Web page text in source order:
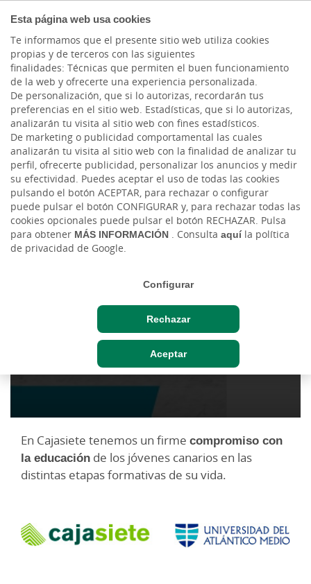
Esta página web usa cookies
Te informamos que el presente sitio web utiliza cookies
propias y de terceros con las siguientes
finalidades: Técnicas que permiten el buen funcionamiento
de la web y ofrecerte una experiencia personalizada.
De personalización, que si lo autorizas, recordarán tus
preferencias en el sitio web. Estadísticas, que si lo autorizas,
analizarán tu visita al sitio web con fines estadísticos.
De marketing o publicidad comportamental las cuales
analizarán tu visita al sitio web con la finalidad de analizar tu
perfil, ofrecerte publicidad, personalizar los anuncios y medir
su efectividad. Puedes aceptar el uso de todas las cookies
pulsando el botón ACEPTAR, para rechazar o configurar
puede pulsar el botón CONFIGURAR y, para rechazar todas las
cookies opcionales puede pulsar el botón RECHAZAR. Pulsa
para obtener MÁS INFORMACIÓN . Consulta aquíla política
de privacidad de Google.
Configurar
Rechazar
Aceptar
Cargando contenido, por favor espere...
UNIVERSIDAD ATLÁNTICO MEDIO
Sorteo plaza máster
En Cajasiete tenemos un firme compromiso con
la educación de los jóvenes canarios en las
distintas etapas formativas de su vida.